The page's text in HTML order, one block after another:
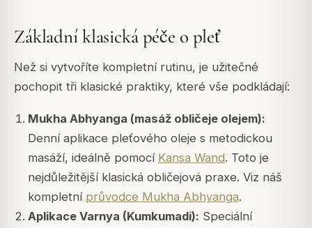
Základní klasická péče o pleť
Než si vytvoříte kompletní rutinu, je užitečné
pochopit tři klasické praktiky, které vše podkládají:
Mukha Abhyanga (masáž obličeje olejem):
Denní aplikace pleťového oleje s metodickou
masáží, ideálně pomocí Kansa Wand. Toto je
nejdůležitější klasická obličejová praxe. Viz náš
kompletní průvodce Mukha Abhyanga.
Aplikace Varnya (Kumkumadi): Speciální